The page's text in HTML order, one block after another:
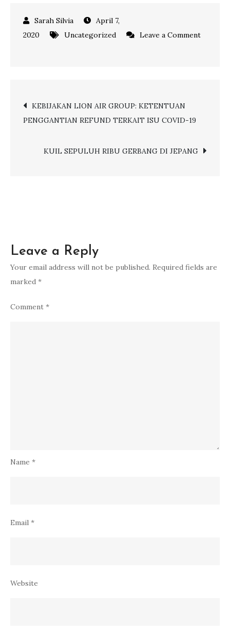
April 7,
2020
Uncategorized
Leave a Comment
LIBURAN
SAAT
Post
KEBIJAKAN LION AIR GROUP: KETENTUAN
PENGGANTIAN REFUND TERKAIT ISU COVID-19
KUIL SEPULUH RIBU GERBANG DI JEPANG
Leave a Reply
Your email address will not be published. Required fields are
marked *
Comment *
Name *
Email *
Website